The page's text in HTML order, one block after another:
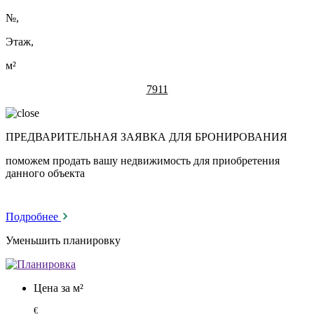
№,
Этаж,
м²
7911
ПРЕДВАРИТЕЛЬНАЯ ЗАЯВКА ДЛЯ БРОНИРОВАНИЯ
поможем продать вашу недвижимость для приобретения
данного объекта
Подробнее
Уменьшить планировку
Цена за м²
€